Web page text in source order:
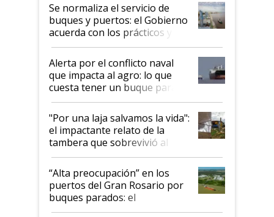
Se normaliza el servicio de
buques y puertos: el Gobierno
acuerda con los prácticos y
suspende el decreto de
desregulación
Alerta por el conflicto naval
que impacta al agro: lo que
cuesta tener un buque parado
y el peligro de que Argentina
pase a ser "país sucio"
"Por una laja salvamos la vida":
el impactante relato de la
tambera que sobrevivió al
tornado
“Alta preocupación” en los
puertos del Gran Rosario por
buques parados: el
funcionamiento de las